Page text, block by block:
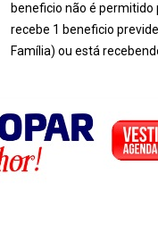
beneficio não é
recebe 1 beneficio
Família) ou está